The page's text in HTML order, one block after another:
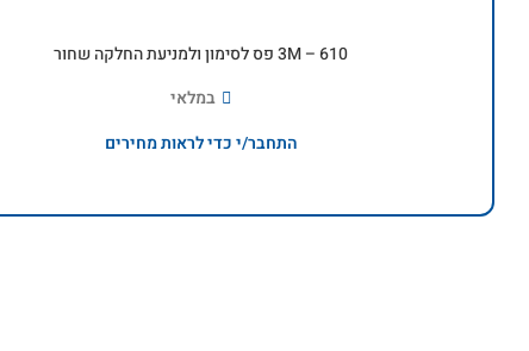
3M – 610 פס לסימון ולמניעת החלקה שחור
במלאי
התחבר/י כדי לראות מחירים